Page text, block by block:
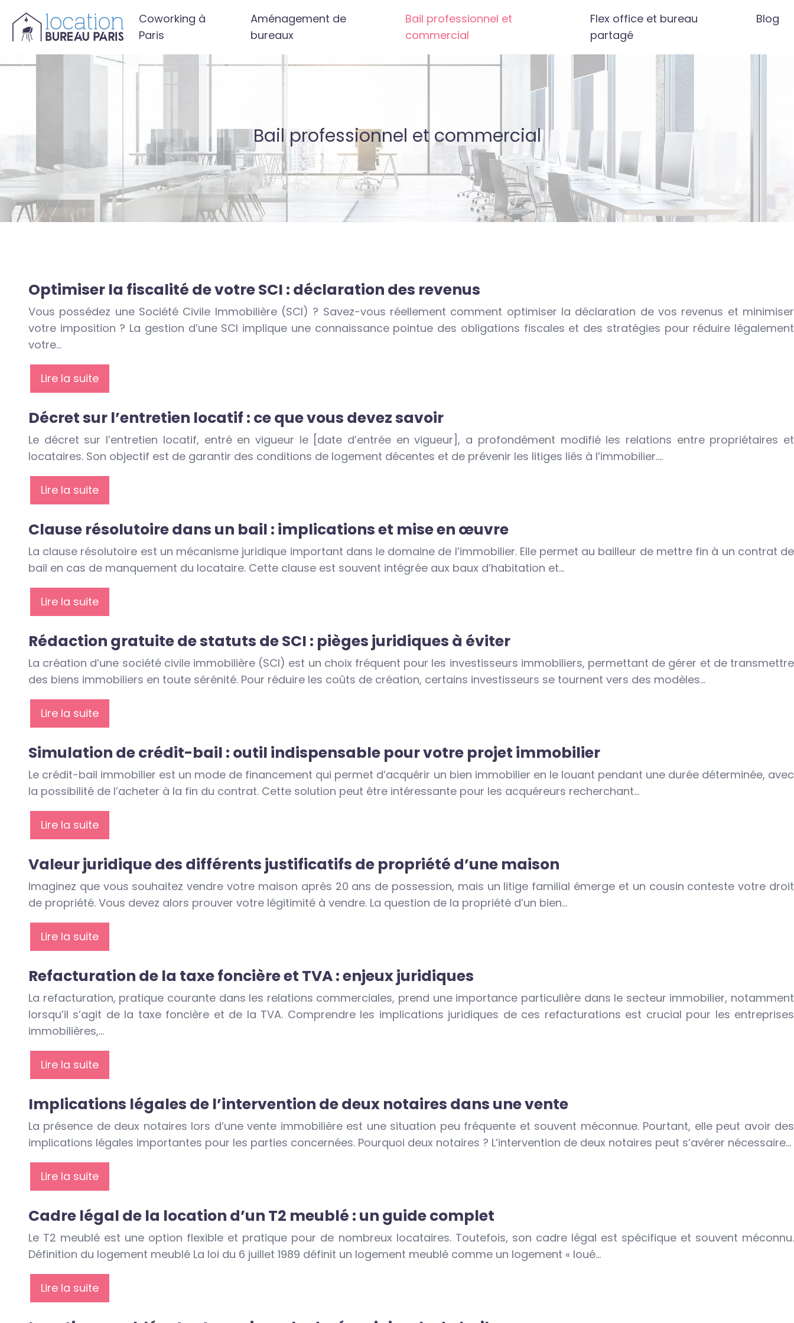
Coworking à
Paris
Aménagement de
bureaux
Bail professionnel et
commercial
Flex office et bureau
partagé
Blog
Bail professionnel et commercial
Optimiser la fiscalité de votre SCI : déclaration des revenus
Vous possédez une Société Civile Immobilière (SCI) ? Savez-vous réellement comment optimiser la déclaration de vos revenus et minimiser
votre imposition ? La gestion d’une SCI implique une connaissance pointue des obligations fiscales et des stratégies pour réduire légalement
votre…
Lire la suite
Décret sur l’entretien locatif : ce que vous devez savoir
Le décret sur l’entretien locatif, entré en vigueur le [date d’entrée en vigueur], a profondément modifié les relations entre propriétaires et
locataires. Son objectif est de garantir des conditions de logement décentes et de prévenir les litiges liés à l’immobilier….
Lire la suite
Clause résolutoire dans un bail : implications et mise en œuvre
La clause résolutoire est un mécanisme juridique important dans le domaine de l’immobilier. Elle permet au bailleur de mettre fin à un contrat de
bail en cas de manquement du locataire. Cette clause est souvent intégrée aux baux d’habitation et…
Lire la suite
Rédaction gratuite de statuts de SCI : pièges juridiques à éviter
La création d’une société civile immobilière (SCI) est un choix fréquent pour les investisseurs immobiliers, permettant de gérer et de transmettre
des biens immobiliers en toute sérénité. Pour réduire les coûts de création, certains investisseurs se tournent vers des modèles…
Lire la suite
Simulation de crédit-bail : outil indispensable pour votre projet immobilier
Le crédit-bail immobilier est un mode de financement qui permet d’acquérir un bien immobilier en le louant pendant une durée déterminée, avec
la possibilité de l’acheter à la fin du contrat. Cette solution peut être intéressante pour les acquéreurs recherchant…
Lire la suite
Valeur juridique des différents justificatifs de propriété d’une maison
Imaginez que vous souhaitez vendre votre maison après 20 ans de possession, mais un litige familial émerge et un cousin conteste votre droit
de propriété. Vous devez alors prouver votre légitimité à vendre. La question de la propriété d’un bien…
Lire la suite
Refacturation de la taxe foncière et TVA : enjeux juridiques
La refacturation, pratique courante dans les relations commerciales, prend une importance particulière dans le secteur immobilier, notamment
lorsqu’il s’agit de la taxe foncière et de la TVA. Comprendre les implications juridiques de ces refacturations est crucial pour les entreprises
immobilières,…
Lire la suite
Implications légales de l’intervention de deux notaires dans une vente
La présence de deux notaires lors d’une vente immobilière est une situation peu fréquente et souvent méconnue. Pourtant, elle peut avoir des
implications légales importantes pour les parties concernées. Pourquoi deux notaires ? L’intervention de deux notaires peut s’avérer nécessaire…
Lire la suite
Cadre légal de la location d’un T2 meublé : un guide complet
Le T2 meublé est une option flexible et pratique pour de nombreux locataires. Toutefois, son cadre légal est spécifique et souvent méconnu.
Définition du logement meublé La loi du 6 juillet 1989 définit un logement meublé comme un logement « loué…
Lire la suite